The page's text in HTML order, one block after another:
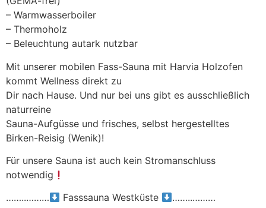
– Warmwasserboiler
– Thermoholz
– Beleuchtung autark nutzbar
Mit unserer mobilen Fass-Sauna mit Harvia Holzofen
kommt Wellness direkt zu
Dir nach Hause. Und nur bei uns gibt es ausschließlich
naturreine
Sauna-Aufgüsse und frisches, selbst hergestelltes
Birken-Reisig (Wenik)!
Für unsere Sauna ist auch kein Stromanschluss
notwendig
……..………
Fasssauna Westküste
……..………